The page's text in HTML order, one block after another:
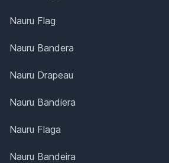
Nauru Flag
Nauru Bandera
Nauru Drapeau
Nauru Bandiera
Nauru Flaga
Nauru Bandeira